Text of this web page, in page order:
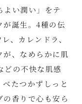
よい潤い」をテ
が誕生。4種の伝
、カレンドラ、
が、なめらかに肌
どの不快な肌感
たつかずしっと
の香りで心も安ら